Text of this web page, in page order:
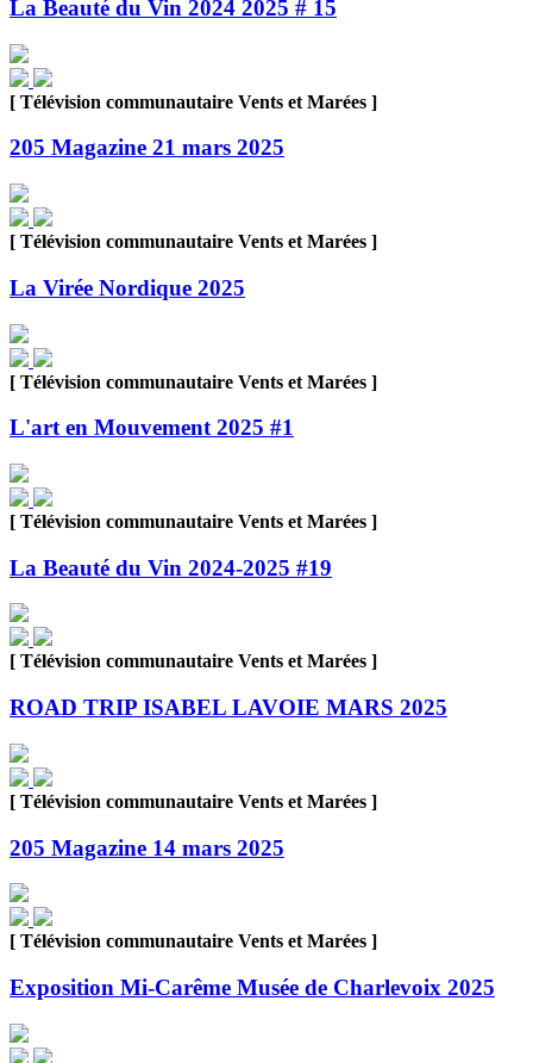
La Beauté du Vin 2024 2025 # 15
[ Télévision communautaire Vents et Marées ]
205 Magazine 21 mars 2025
[ Télévision communautaire Vents et Marées ]
La Virée Nordique 2025
[ Télévision communautaire Vents et Marées ]
L'art en Mouvement 2025 #1
[ Télévision communautaire Vents et Marées ]
La Beauté du Vin 2024-2025 #19
[ Télévision communautaire Vents et Marées ]
ROAD TRIP ISABEL LAVOIE MARS 2025
[ Télévision communautaire Vents et Marées ]
205 Magazine 14 mars 2025
[ Télévision communautaire Vents et Marées ]
Exposition Mi-Carême Musée de Charlevoix 2025